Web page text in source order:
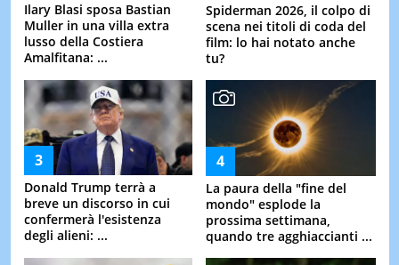
Ilary Blasi sposa Bastian
Muller in una villa extra
lusso della Costiera
Amalfitana: ...
Spiderman 2026, il colpo di
scena nei titoli di coda del
film: lo hai notato anche
tu?
Donald Trump terrà a
breve un discorso in cui
confermerà l'esistenza
degli alieni: ...
La paura della "fine del
mondo" esplode la
prossima settimana,
quando tre agghiaccianti ...